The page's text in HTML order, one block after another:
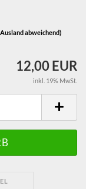
abweichend)
12,00 EUR
inkl. 19% MwSt.